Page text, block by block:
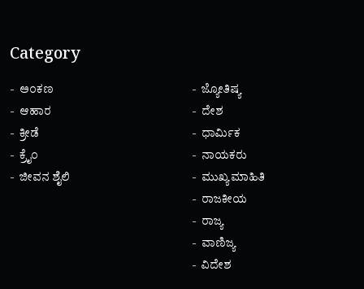
Category
ಅಂಕಣ
ಆಹಾರ
ಕ್ರೀಡೆ
ಕ್ರೈಂ
ಜೀವನ ಶೈಲಿ
ಜ್ಯೋತಿಷ್ಯ
ದೇಶ
ಧಾರ್ಮಿಕ
ನಾಯಕರು
ಮುಖ್ಯ ಮಾಹಿತಿ
ರಾಜಕೀಯ
ರಾಜ್ಯ
ವಾಣಿಜ್ಯ
ವಿದೇಶ